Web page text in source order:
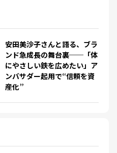
安田美沙子さんと語る、ブラ
ンド急成長の舞台裏──「体
にやさしい鉄を広めたい」ア
ンバサダー起用で“信頼を資
産化”